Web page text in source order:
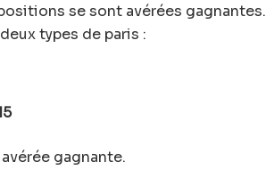
se sont avérées gagnantes.
types de paris :
gagnante.